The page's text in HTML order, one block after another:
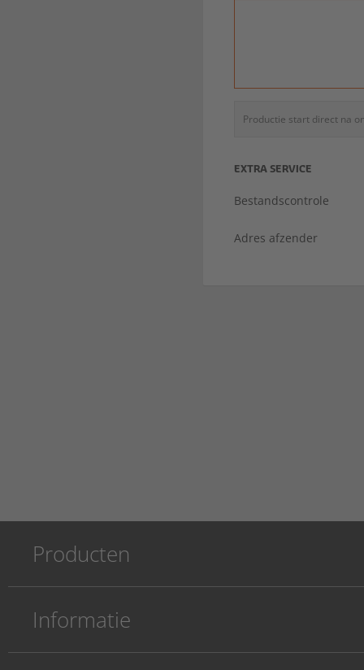
Productie start direct na
EXTRA SERVICE
Bestandscontrole
Adres afzender
Producten
Informatie